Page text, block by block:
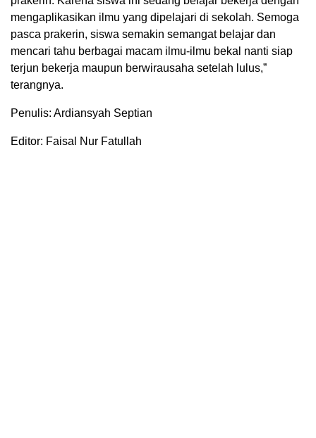
mengaplikasikan ilmu yang dipelajari di sekolah. Semoga
pasca prakerin, siswa semakin semangat belajar dan
mencari tahu berbagai macam ilmu-ilmu bekal nanti siap
terjun bekerja maupun berwirausaha setelah lulus,”
terangnya.
Penulis: Ardiansyah Septian
Editor: Faisal Nur Fatullah